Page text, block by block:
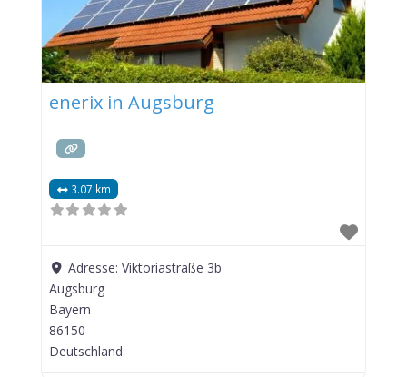
enerix in Augsburg
3.07 km
Adresse:Viktoriastraße 3b
Augsburg
Bayern
86150
Deutschland